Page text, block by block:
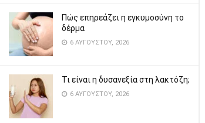
Πώς επηρεάζει η εγκυμοσύνη το
δέρμα
6 ΑΥΓΟΎΣΤΟΥ, 2026
Τι είναι η δυσανεξία στη λακτόζη;
6 ΑΥΓΟΎΣΤΟΥ, 2026